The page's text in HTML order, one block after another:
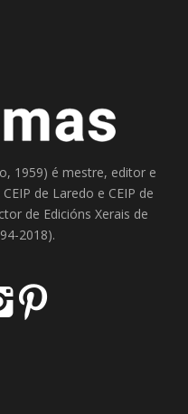
1959) é mestre, editor e
CEIP de Laredo e CEIP de
de Edicións Xerais de
2018).